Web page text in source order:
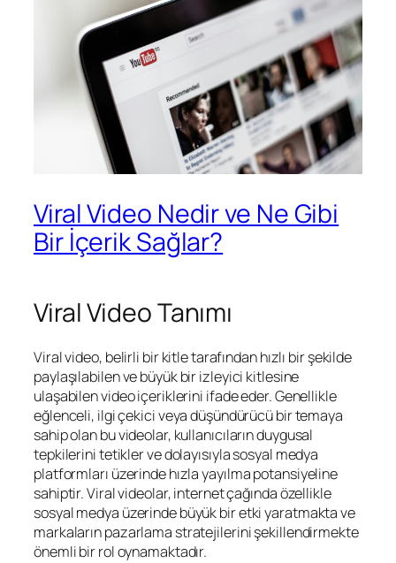
Viral Video Nedir ve Ne Gibi
Bir İçerik Sağlar?
Viral Video Tanımı
Viral video, belirli bir kitle tarafından hızlı bir şekilde
paylaşılabilen ve büyük bir izleyici kitlesine
ulaşabilen video içeriklerini ifade eder. Genellikle
eğlenceli, ilgi çekici veya düşündürücü bir temaya
sahip olan bu videolar, kullanıcıların duygusal
tepkilerini tetikler ve dolayısıyla sosyal medya
platformları üzerinde hızla yayılma potansiyeline
sahiptir. Viral videolar, internet çağında özellikle
sosyal medya üzerinde büyük bir etki yaratmakta ve
markaların pazarlama stratejilerini şekillendirmekte
önemli bir rol oynamaktadır.